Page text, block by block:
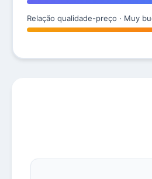
Relação qualidade-preço · Muy